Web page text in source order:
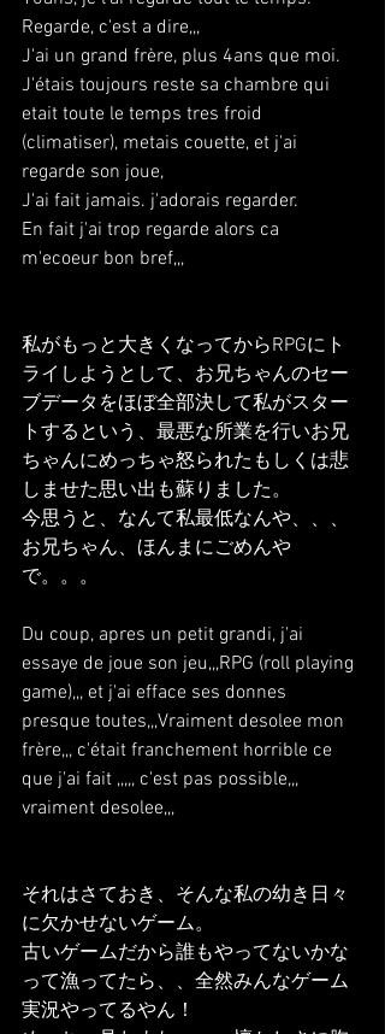
Regarde, c'est a dire,,,
J'ai un grand frère, plus 4ans que moi.
J'étais toujours reste sa chambre qui
etait toute le temps tres froid
(climatiser), metais couette, et j'ai
regarde son joue,
J'ai fait jamais. j'adorais regarder.
En fait j'ai trop regarde alors ca
m'ecoeur bon bref,,,
私がもっと大きくなってからRPGにト
ライしようとして、お兄ちゃんのセー
ブデータをほぼ全部決して私がスター
トするという、最悪な所業を行いお兄
ちゃんにめっちゃ怒られたもしくは悲
しませた思い出も蘇りました。
今思うと、なんて私最低なんや、、、
お兄ちゃん、ほんまにごめんや
で。。。
Du coup, apres un petit grandi, j'ai
essaye de joue son jeu,,,RPG (roll playing
game),,, et j'ai efface ses donnes
presque toutes,,,Vraiment desolee mon
frère,,, c'était franchement horrible ce
que j'ai fait ,,,,, c'est pas possible,,,
vraiment desolee,,,
それはさておき、そんな私の幼き日々
に欠かせないゲーム。
古いゲームだから誰もやってないかな
って漁ってたら、、全然みんなゲーム
実況やってるやん！